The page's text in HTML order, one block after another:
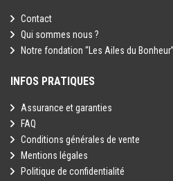
Contact
Qui sommes nous ?
Notre fondation “Les Ailes du Bonheur”
INFOS PRATIQUES
Assurance et garanties
FAQ
Conditions générales de vente
Mentions légales
Politique de confidentialité